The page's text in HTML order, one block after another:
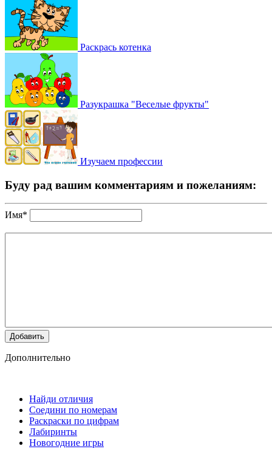
Раскрась котенка
Разукрашка "Веселые фрукты"
Изучаем профессии
Буду рад вашим комментариям и пожеланиям:
Имя*
Добавить
Дополнительно
Найди отличия
Соедини по номерам
Раскраски по цифрам
Лабиринты
Новогодние игры